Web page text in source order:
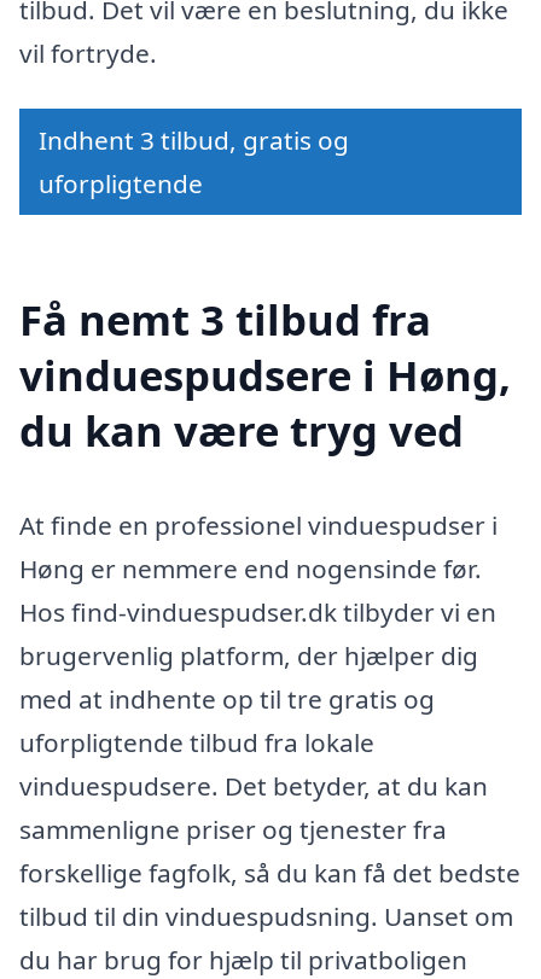
tilbud. Det vil være en beslutning, du ikke
vil fortryde.
Indhent 3 tilbud, gratis og
uforpligtende
Få nemt 3 tilbud fra
vinduespudsere i Høng,
du kan være tryg ved
At finde en professionel vinduespudser i
Høng er nemmere end nogensinde før.
Hos find-vinduespudser.dk tilbyder vi en
brugervenlig platform, der hjælper dig
med at indhente op til tre gratis og
uforpligtende tilbud fra lokale
vinduespudsere. Det betyder, at du kan
sammenligne priser og tjenester fra
forskellige fagfolk, så du kan få det bedste
tilbud til din vinduespudsning. Uanset om
du har brug for hjælp til privatboligen